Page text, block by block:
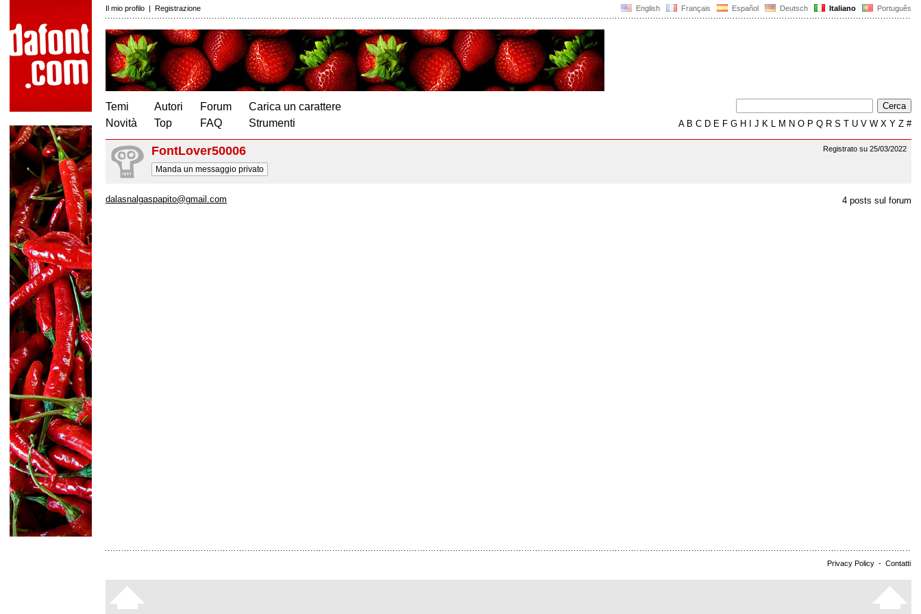
English Français Español Deutsch Italiano Português
Il mio profilo | Registrazione
Temi
Novità
Autori
Top
Forum
FAQ
Carica un carattere
Strumenti
AB C D E F G H J K L M N O P Q R S T U V W X Y Z #
Registrato su 25/03/2022
FontLover50006
Manda un messaggio privato
4 posts sul forum
dalasnalgaspapito@gmail.com
Privacy Policy - Contatti